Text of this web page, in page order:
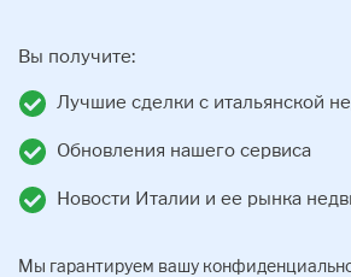
Вы получите:
Лучшие сделки с итальянской
Обновления нашего сервиса
Новости Италии и ее рынка
Мы гарантируем вашу